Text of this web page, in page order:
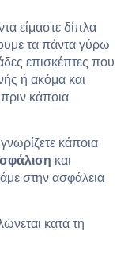
είμαστε δίπλα
τα πάντα γύρω
επισκέπτες που
ή ακόμα και
κάποια
κάποια
και
στην ασφάλεια
κατά τη